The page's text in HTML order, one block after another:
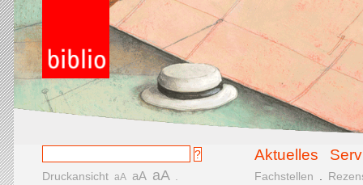
Aktuelles
Druckansicht aA aA aA Fachstellen